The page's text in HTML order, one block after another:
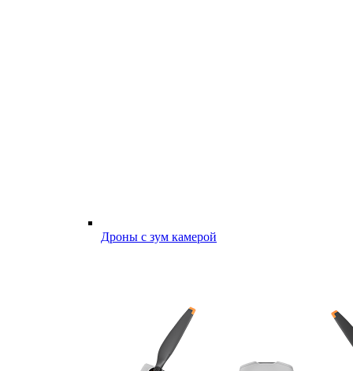
Дроны с зум камерой